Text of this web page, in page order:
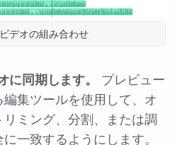
デオの組み合わせ
に同期します。
プレビュー
集ツールを使用して、オ
ミング、分割、または調
一致するようにします。